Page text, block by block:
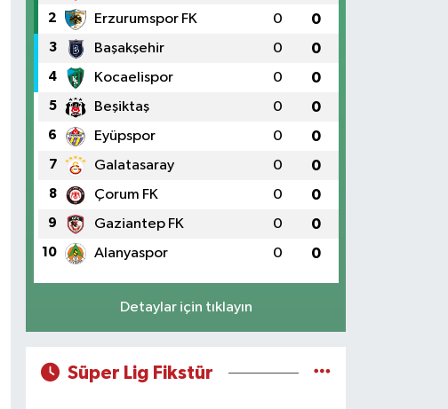
2 Erzurumspor FK 0 0
3 Başakşehir 0 0
4 Kocaelispor 0 0
5 Beşiktaş 0 0
6 Eyüpspor 0 0
7 Galatasaray 0 0
8 Çorum FK 0 0
9 Gaziantep FK 0 0
10 Alanyaspor 0 0
Detaylar için tıklayın
Süper Lig Fikstür